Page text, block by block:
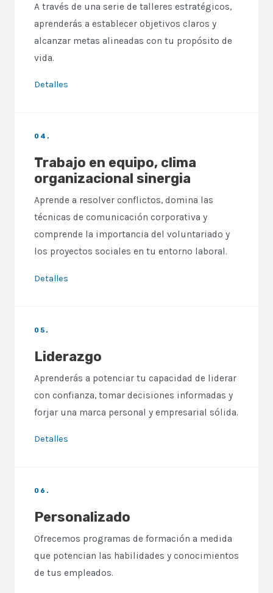
A través de una serie de talleres estratégicos,
aprenderás a establecer objetivos claros y
alcanzar metas alineadas con tu propósito de
vida.
Detalles
04.
Trabajo en equipo, clima
organizacional sinergia
Aprende a resolver conflictos, domina las
técnicas de comunicación corporativa y
comprende la importancia del voluntariado y
los proyectos sociales en tu entorno laboral.
Detalles
05.
Liderazgo
Aprenderás a potenciar tu capacidad de liderar
con confianza, tomar decisiones informadas y
forjar una marca personal y empresarial sólida.
Detalles
06.
Personalizado
Ofrecemos programas de formación a medida
que potencian las habilidades y conocimientos
de tus empleados.